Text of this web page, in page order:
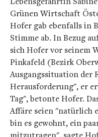
Grünen Wirtschaft
Hofer gab ebenfalls in
Stimme ab. In Bezug
sich Hofer vor seinem
Pinkafeld (Bezirk
Ausgangssituation der
Herausforderung", er
Tag", betonte Hofer.
Affäre seien "natürlich
bin es gewohnt, ein